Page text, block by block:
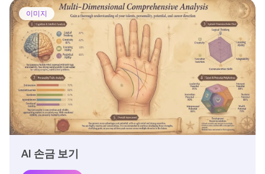
이미지
AI 손금 보기